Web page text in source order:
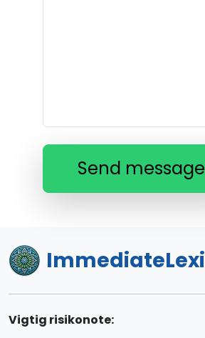
Send message
ImmediateLexi
Vigtig risikonote: